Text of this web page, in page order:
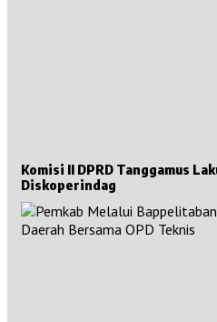
Komisi II DPRD Tanggamus
Diskoperindag